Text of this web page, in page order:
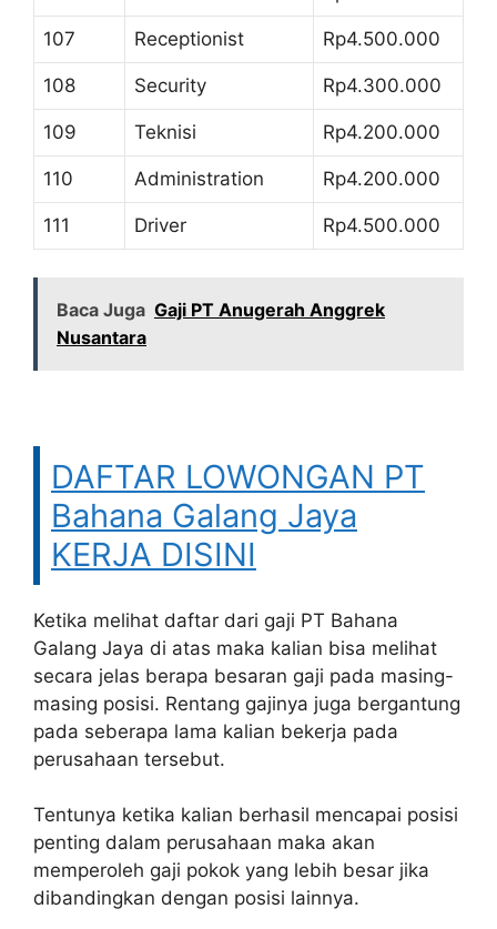
107 Receptionist Rp4.500.000
108 Security Rp4.300.000
109 Teknisi Rp4.200.000
110 Administration Rp4.200.000
111 Driver Rp4.500.000
Baca Juga Gaji PT Anugerah Anggrek
Nusantara
DAFTAR LOWONGAN PT
Bahana Galang Jaya
KERJA DISINI
Ketika melihat daftar dari gaji PT Bahana
Galang Jaya di atas maka kalian bisa melihat
secara jelas berapa besaran gaji pada masing-
masing posisi. Rentang gajinya juga bergantung
pada seberapa lama kalian bekerja pada
perusahaan tersebut.
Tentunya ketika kalian berhasil mencapai posisi
penting dalam perusahaan maka akan
memperoleh gaji pokok yang lebih besar jika
dibandingkan dengan posisi lainnya.